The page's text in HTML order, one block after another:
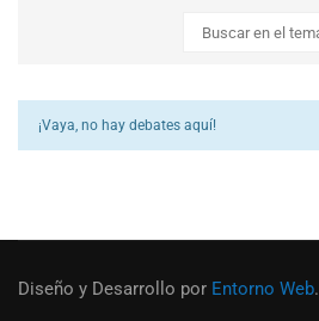
¡Vaya, no hay debates aquí!
Diseño y Desarrollo por Entorno Web.